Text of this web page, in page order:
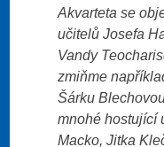
Akvarteta se
učitelů Josefa
Vandy
zmiňme
Šárku
mnohé hostující
Macko, Jitka